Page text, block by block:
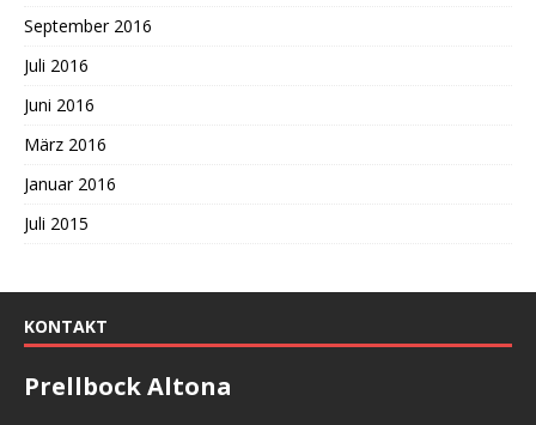
September 2016
Juli 2016
Juni 2016
März 2016
Januar 2016
Juli 2015
KONTAKT
Prellbock Altona